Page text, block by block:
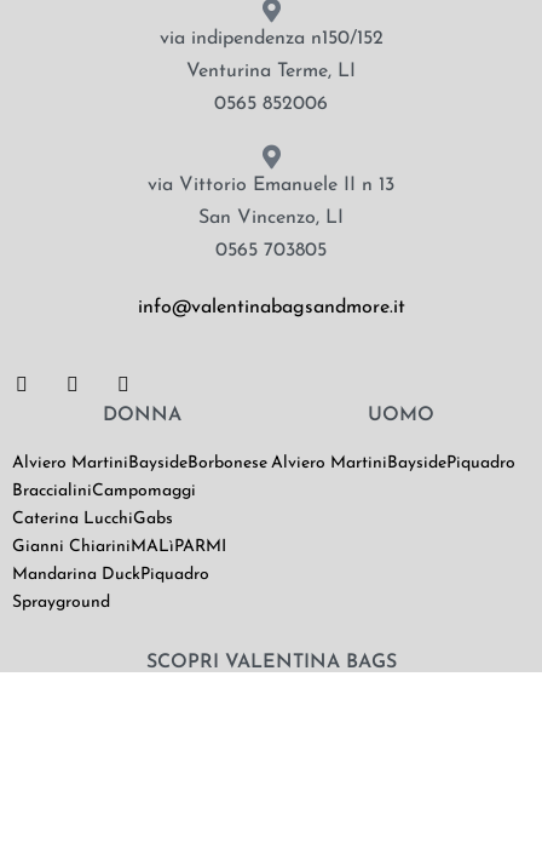
via indipendenza n150/152
Venturina Terme, LI
0565 852006
via Vittorio Emanuele II n 13
San Vincenzo, LI
0565 703805
info@valentinabagsandmore.it
DONNA
Alviero MartiniBaysideBorbonese
BraccialiniCampomaggi
Caterina LucchiGabs
Gianni ChiariniMALìPARMI
Mandarina DuckPiquadro
Sprayground
UOMO
Alviero MartiniBaysidePiquadro
SCOPRI VALENTINA BAGS